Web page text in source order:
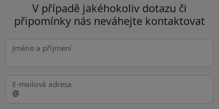
V případě jakéhokoliv dotazu či
připomínky nás neváhejte kontaktovat
Jméno a příjmení
E-mailová adresa